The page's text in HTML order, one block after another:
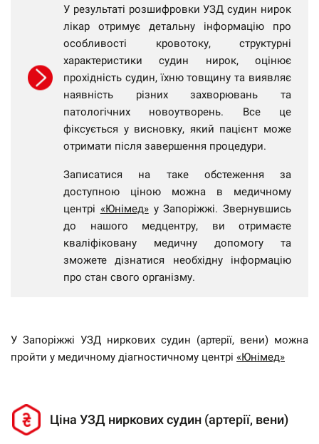
У результаті розшифровки УЗД судин нирок
лікар отримує детальну інформацію про
особливості кровотоку, структурні
характеристики судин нирок, оцінює
прохідність судин, їхню товщину та виявляє
наявність різних захворювань та
патологічних новоутворень. Все це
фіксується у висновку, який пацієнт може
отримати після завершення процедури.
Записатися на таке обстеження за
доступною ціною можна в медичному
центрі «Юнімед»у Запоріжжі. Звернувшись
до нашого медцентру, ви отримаєте
кваліфіковану медичну допомогу та
зможете дізнатися необхідну інформацію
про стан свого організму.
У Запоріжжі УЗД ниркових судин (артерії, вени) можна
пройти у медичному діагностичному центрі «Юнімед»
Ціна УЗД ниркових судин (артерії, вени)